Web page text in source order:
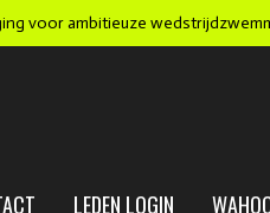
voor ambitieuze
LEDEN LOGIN